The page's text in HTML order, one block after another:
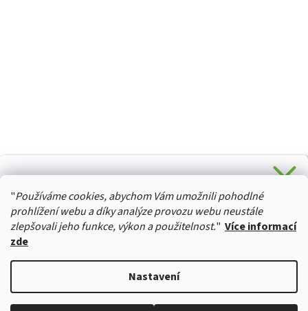
"Používáme cookies, abychom Vám umožnili pohodlné
prohlížení webu a díky analýze provozu webu neustále
zlepšovali jeho funkce, výkon a použitelnost." Více informací
zde
Nastavení
HURTTA-COLLECTION.CZ
Copyright 2026izviratka.cz. Všechna práva vyhrazena.Upravit
Stačí se přihlásit k odběru novinek z našeho obchodu a je
Vaše :)
Ano, chci se přihlásit
Zásady zpracování osobních údajů